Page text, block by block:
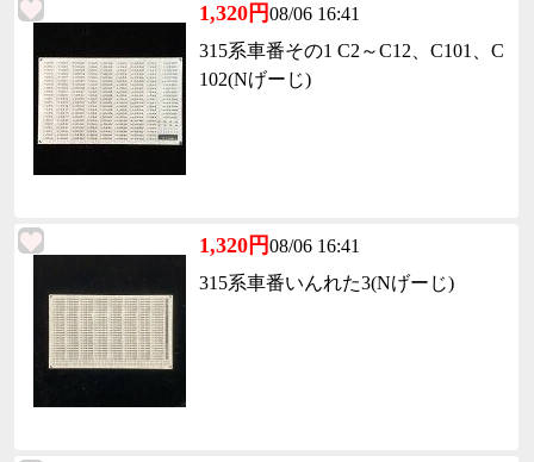
1,320円08/06 16:41
315系車番その1 C2～C12、C101、C
102(Nげーじ)
1,320円08/06 16:41
315系車番いんれた3(Nげーじ)